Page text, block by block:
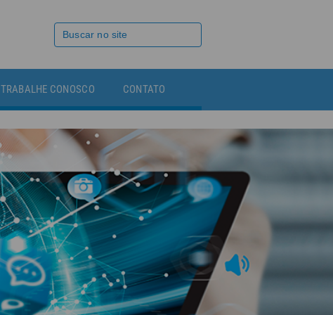
TRABALHE CONOSCO CONTATO